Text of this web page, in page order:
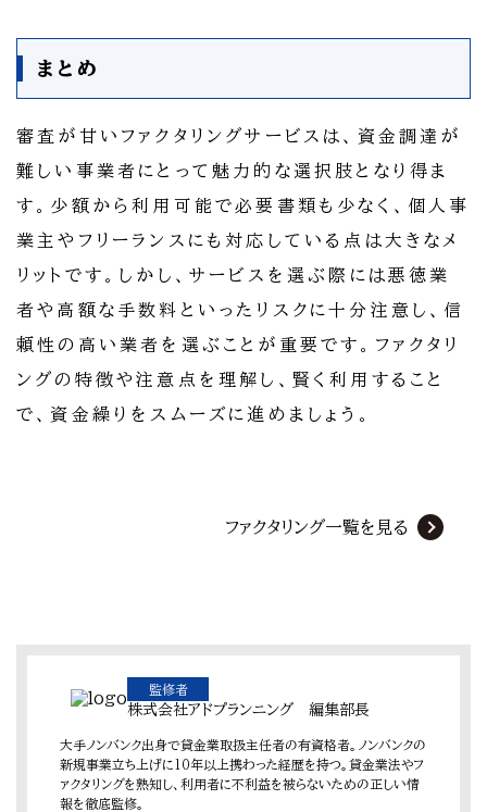
まとめ
審査が甘いファクタリングサービスは、資金調達が
難しい事業者にとって魅力的な選択肢となり得ま
す。少額から利用可能で必要書類も少なく、個人事
業主やフリーランスにも対応している点は大きなメ
リットです。しかし、サービスを選ぶ際には悪徳業
者や高額な手数料といったリスクに十分注意し、信
頼性の高い業者を選ぶことが重要です。ファクタリ
ングの特徴や注意点を理解し、賢く利用すること
で、資金繰りをスムーズに進めましょう。
ファクタリング一覧を見る
監修者
株式会社アドプランニング 編集部長
大手ノンバンク出身で貸金業取扱主任者の有資格者。ノンバンクの
新規事業立ち上げに10年以上携わった経歴を持つ。貸金業法やフ
ァクタリングを熟知し、利用者に不利益を被らないための正しい情
報を徹底監修。